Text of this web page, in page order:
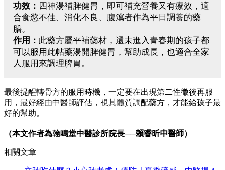
功效： 四神湯補脾健胃，即可補充營養又有療效，適
合食慾不佳、消化不良、腹瀉者作為平日調養的藥
膳。
作用： 此藥方屬平補藥材，還未進入青春期的孩子都
可以服用此帖藥湯開脾健胃，幫助成長，也適合全家
人服用來調理脾胃。
最後提醒轉骨方的服用時機，一定要在出現第二性徵後再服
用，最好經由中醫師評估，視其體質調配藥方，才能給孩子最
好的幫助。
（本文作者為翰鳴堂中醫診所院長──賴睿昕中醫師）
相關文章